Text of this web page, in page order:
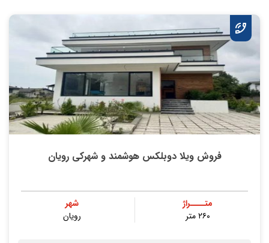
فروش ویلا دوبلکس هوشمند و شهرکی رویان
متــــراژ
۲۶۰ متر
شهر
رویان